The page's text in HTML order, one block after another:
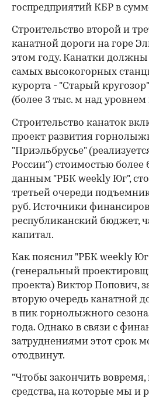
госпредприятий КБР в
Строительство второй и
канатной дороги на горе
этом году. Канатки
самых высокогорных
курорта - "Старый
(более 3 тыс. м над уровнем
Строительство канаток
проект развития
"Приэльбрусье"
России") стоимостью более
данным "РБК weekly Юг",
третьей очереди
руб. Источники
республиканский бюджет,
капитал.
Как пояснил "РБК weekly
(генеральный
проекта) Виктор Попович,
вторую очередь канатной
в пик горнолыжного
года. Однако в связи с
затруднениями этот срок
отодвинут.
"Чтобы закончить
средства, на которые мы и